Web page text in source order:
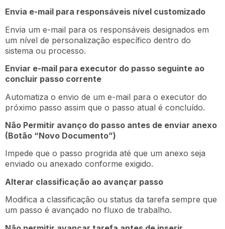
Envia e-mail para responsáveis nível customizado
Envia um e-mail para os responsáveis designados em
um nível de personalização específico dentro do
sistema ou processo.
Enviar e-mail para executor do passo seguinte ao
concluir passo corrente
Automatiza o envio de um e-mail para o executor do
próximo passo assim que o passo atual é concluído.
Não Permitir avanço do passo antes de enviar anexo
(Botão “Novo Documento”)
Impede que o passo progrida até que um anexo seja
enviado ou anexado conforme exigido.
Alterar classificação ao avançar passo
Modifica a classificação ou status da tarefa sempre que
um passo é avançado no fluxo de trabalho.